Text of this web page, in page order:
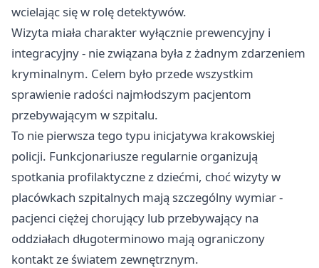
wcielając się w rolę detektywów.
Wizyta miała charakter wyłącznie prewencyjny i
integracyjny - nie związana była z żadnym zdarzeniem
kryminalnym. Celem było przede wszystkim
sprawienie radości najmłodszym pacjentom
przebywającym w szpitalu.
To nie pierwsza tego typu inicjatywa krakowskiej
policji. Funkcjonariusze regularnie organizują
spotkania profilaktyczne z dziećmi, choć wizyty w
placówkach szpitalnych mają szczególny wymiar -
pacjenci ciężej chorujący lub przebywający na
oddziałach długoterminowo mają ograniczony
kontakt ze światem zewnętrznym.